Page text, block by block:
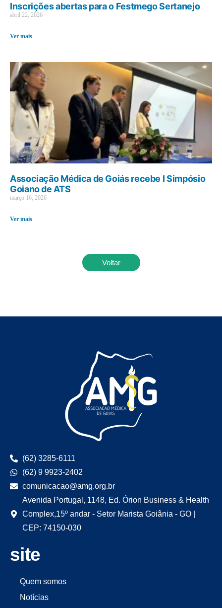
Inscrições abertas para o Festmego Sertanejo
abril 22, 2026
Ver mais
Associação Médica de Goiás recebe I Simpósio
Goiano de ATS
março 16, 2026
Ver mais
Voltar
(62) 3285-6111
(62) 9 9923-2402
comunicacao@amg.org.br
Avenida Portugal, 1148, Ed. Órion Business & Health
Complex,15º andar - Setor Marista Goiânia - GO |
CEP: 74150-030
site
Quem somos
Notícias